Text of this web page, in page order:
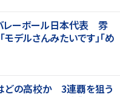
レーボール日本代表 雰
デルさんみたいです」「め
どの高校か 3連覇を狙う